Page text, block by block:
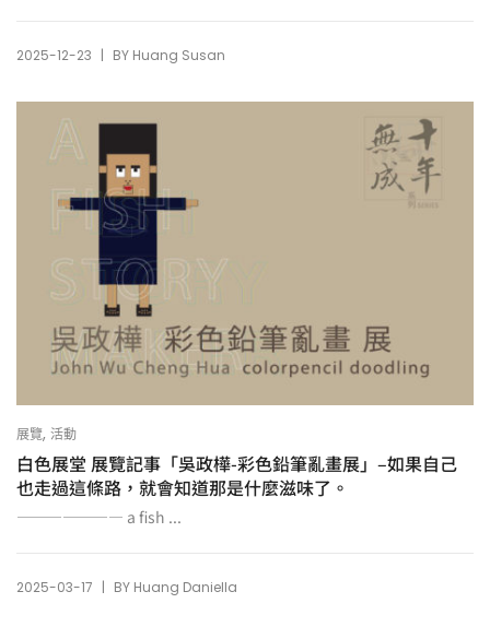
2025-12-23 | BY Huang Susan
展覽, 活動
白色展堂 展覽記事「吳政樺-彩色鉛筆亂畫展」–如果自己
也走過這條路，就會知道那是什麼滋味了。
——————— a fish ...
2025-03-17 | BY Huang Daniella